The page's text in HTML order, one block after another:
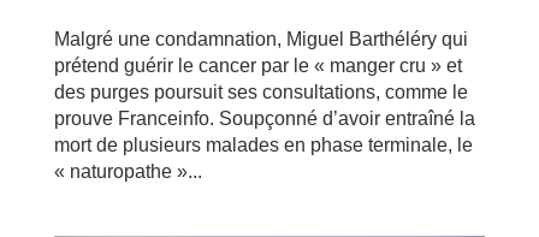
Malgré une condamnation, Miguel Barthéléry qui
prétend guérir le cancer par le « manger cru » et
des purges poursuit ses consultations, comme le
prouve Franceinfo. Soupçonné d’avoir entraîné la
mort de plusieurs malades en phase terminale, le
« naturopathe »...